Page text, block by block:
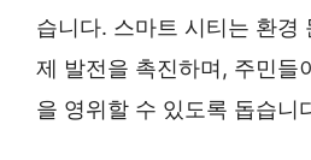
습니다. 스마트 시티는 환경
제 발전을 촉진하며, 주민들
을 영위할 수 있도록 돕습니